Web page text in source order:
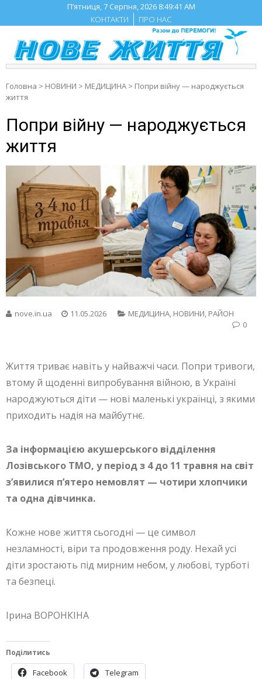
content
П’ятниця, 7 Серпня, 2026 8:49:42 AM
КОНТАКТИ
ПРО НАС
Головна > НОВИНИ > МЕДИЦИНА > Попри війну — народжується
життя
Попри війну — народжується
життя
nove.in.ua 11.05.2026 МЕДИЦИНА, НОВИНИ, РАЙОН
0
Життя триває навіть у найважчі часи. Попри тривоги,
втому й щоденні випробування війною, в Україні
народжуються діти — нові маленькі українці, з якими
приходить надія на майбутнє.
За інформацією акушерського відділення
Лозівського ТМО, у період з 4 до 11 травня на світ
з’явилися п’ятеро немовлят — чотири хлопчики
та одна дівчинка.
Кожне нове життя сьогодні — це символ
незламності, віри та продовження роду. Нехай усі
діти зростають під мирним небом, у любові, турботі
та безпеці.
Ірина ВОРОНКІНА
Поділитись
Facebook Telegram